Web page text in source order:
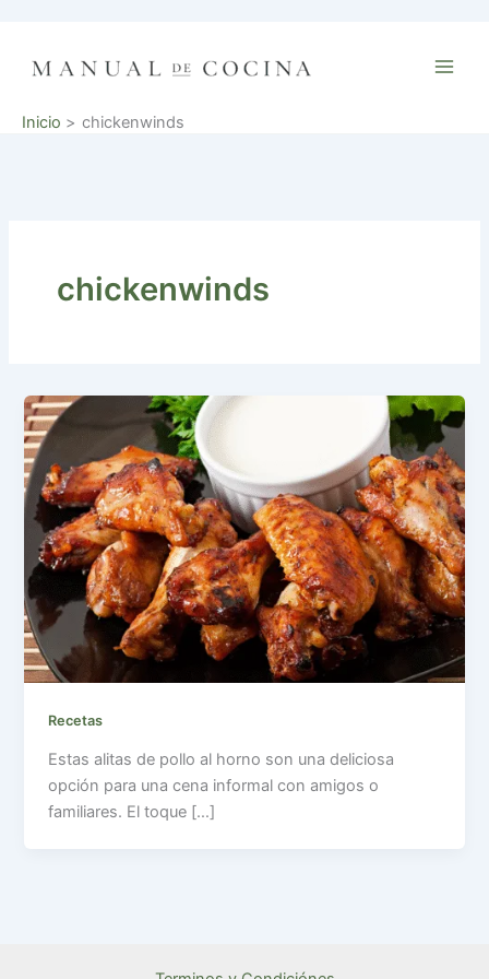
contenido
Inicio chickenwinds
chickenwinds
Recetas
Estas alitas de pollo al horno son una deliciosa
opción para una cena informal con amigos o
familiares. El toque […]